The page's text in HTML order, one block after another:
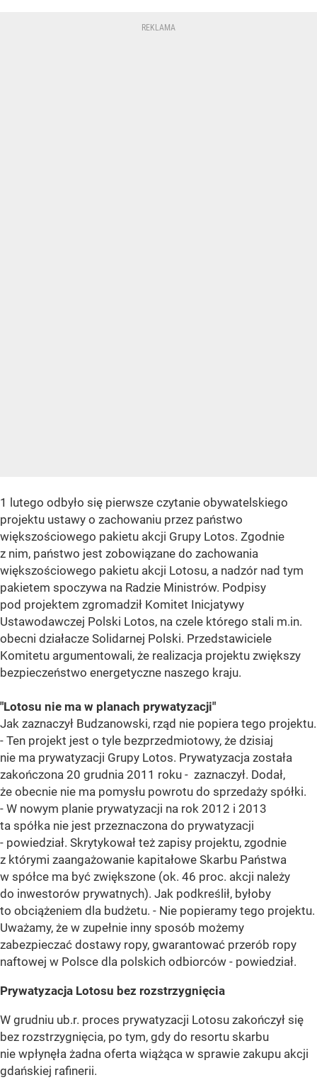
1 lutego odbyło się pierwsze czytanie obywatelskiego
projektu ustawy o zachowaniu przez państwo
większościowego pakietu akcji Grupy Lotos. Zgodnie
z nim, państwo jest zobowiązane do zachowania
większościowego pakietu akcji Lotosu, a nadzór nad tym
pakietem spoczywa na Radzie Ministrów. Podpisy
pod projektem zgromadził Komitet Inicjatywy
Ustawodawczej Polski Lotos, na czele którego stali m.in.
obecni działacze Solidarnej Polski. Przedstawiciele
Komitetu argumentowali, że realizacja projektu zwiększy
bezpieczeństwo energetyczne naszego kraju.
"Lotosu nie ma w planach prywatyzacji"
Jak zaznaczył Budzanowski, rząd nie popiera tego projektu.
- Ten projekt jest o tyle bezprzedmiotowy, że dzisiaj
nie ma prywatyzacji Grupy Lotos. Prywatyzacja została
zakończona 20 grudnia 2011 roku - zaznaczył. Dodał,
że obecnie nie ma pomysłu powrotu do sprzedaży spółki.
- W nowym planie prywatyzacji na rok 2012 i 2013
ta spółka nie jest przeznaczona do prywatyzacji
- powiedział. Skrytykował też zapisy projektu, zgodnie
z którymi zaangażowanie kapitałowe Skarbu Państwa
w spółce ma być zwiększone (ok. 46 proc. akcji należy
do inwestorów prywatnych). Jak podkreślił, byłoby
to obciążeniem dla budżetu. - Nie popieramy tego projektu.
Uważamy, że w zupełnie inny sposób możemy
zabezpieczać dostawy ropy, gwarantować przerób ropy
naftowej w Polsce dla polskich odbiorców - powiedział.
Prywatyzacja Lotosu bez rozstrzygnięcia
W grudniu ub.r. proces prywatyzacji Lotosu zakończył się
bez rozstrzygnięcia, po tym, gdy do resortu skarbu
nie wpłynęła żadna oferta wiążąca w sprawie zakupu akcji
gdańskiej rafinerii.